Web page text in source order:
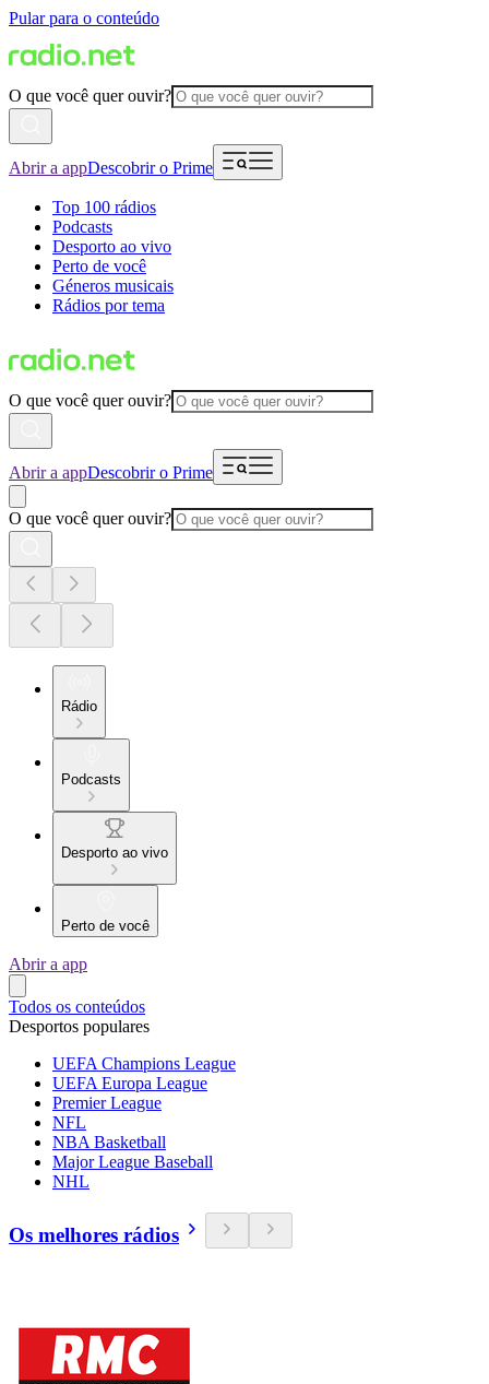
Pular para o conteúdo
O que você quer ouvir?
Abrir a appDescobrir o Prime
Top 100 rádios
Podcasts
Desporto ao vivo
Perto de você
Géneros musicais
Rádios por tema
O que você quer ouvir?
Abrir a appDescobrir o Prime
O que você quer ouvir?
Rádio
Podcasts
Desporto ao vivo
Perto de você
Abrir a app
Todos os conteúdos
Desportos populares
UEFA Champions League
UEFA Europa League
Premier League
NFL
NBA Basketball
Major League Baseball
NHL
Os melhores rádios